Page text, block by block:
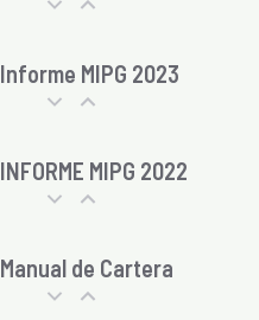
Informe MIPG 2023
INFORME MIPG 2022
Manual de Cartera